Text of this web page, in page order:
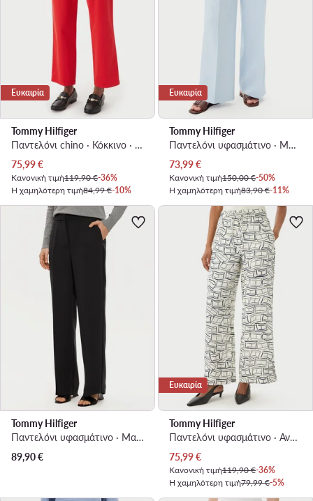
Ευκαιρία
Tommy Hilfiger
Παντελόνι chino · Κόκκινο · Slim Fit
Τρέχουσα τιμή
75,99€
Κανονική τιμή119,90 €-36%
Η χαμηλότερη τιμή84,99 €-10%
Ευκαιρία
Tommy Hilfiger
Παντελόνι υφασμάτινο · Μπλε · Relaxed Fit
Τρέχουσα τιμή
73,99€
Κανονική τιμή150,00 €-50%
Η χαμηλότερη τιμή83,90 €-11%
Tommy Hilfiger
Παντελόνι υφασμάτινο · Μαύρο · Regular Fit
89,90€
Ευκαιρία
Tommy Hilfiger
Παντελόνι υφασμάτινο · Ανοιχτό μπεζ · Regular Fit
Τρέχουσα τιμή
75,99€
Κανονική τιμή119,90 €-36%
Η χαμηλότερη τιμή79,99 €-5%